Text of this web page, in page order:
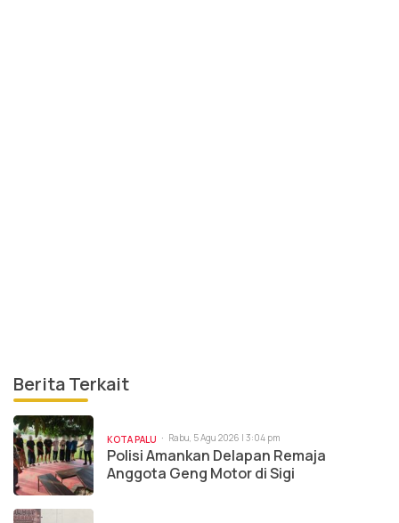
Berita Terkait
KOTA PALU Rabu, 5 Agu 2026 | 3:04 pm
Polisi Amankan Delapan Remaja
Anggota Geng Motor di Sigi